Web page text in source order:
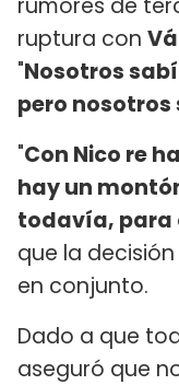
ruptura con
"Nosotros
pero
"Con Nico re
hay un
todavía, para
que la
en conjunto.
Dado a que
aseguró que